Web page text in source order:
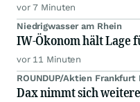
vor 7 Minuten
Niedrigwasser am Rhein
IW-Ökonom hält Lage
vor 11 Minuten
ROUNDUP/Aktien Frankfurt
Dax nimmt sich